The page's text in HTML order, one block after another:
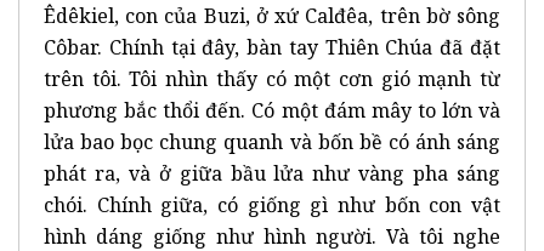
Êdêkiel, con của Buzi, ở xứ Calđêa, trên bờ sông
Côbar. Chính tại đây, bàn tay Thiên Chúa đã đặt
trên tôi. Tôi nhìn thấy có một cơn gió mạnh từ
phương bắc thổi đến. Có một đám mây to lớn và
lửa bao bọc chung quanh và bốn bề có ánh sáng
phát ra, và ở giữa bầu lửa như vàng pha sáng
chói. Chính giữa, có giống gì như bốn con vật
hình dáng giống như hình người. Và tôi nghe